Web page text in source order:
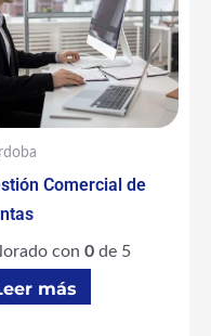
Comercial de
con 0 de 5
más